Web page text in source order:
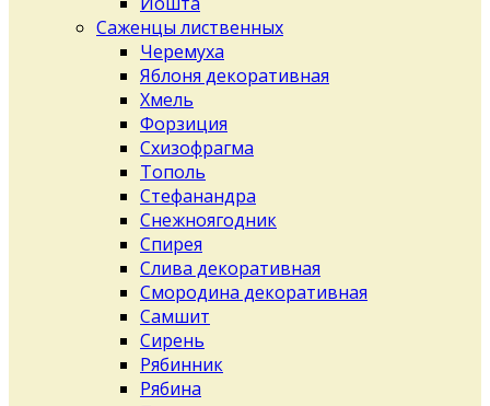
Саженцы лиственных
Черемуха
Яблоня декоративная
Хмель
Форзиция
Схизофрагма
Тополь
Стефанандра
Снежноягодник
Спирея
Слива декоративная
Смородина декоративная
Самшит
Сирень
Рябинник
Рябина